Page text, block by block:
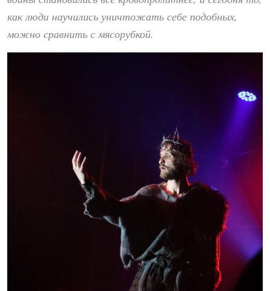
как люди научились уничтожать себе подобных,
можно сравнить с мясорубкой.